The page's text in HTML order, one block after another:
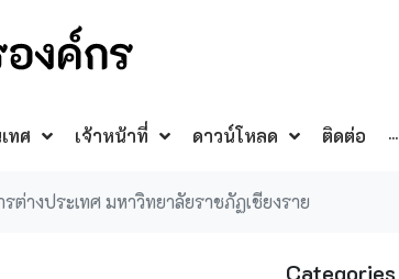
ทศ เจ้าหน้าที่ ดาวน์โหลด ติดต่อ ···
างประเทศ มหาวิทยาลัยราชภัฏเชียงราย
Categories